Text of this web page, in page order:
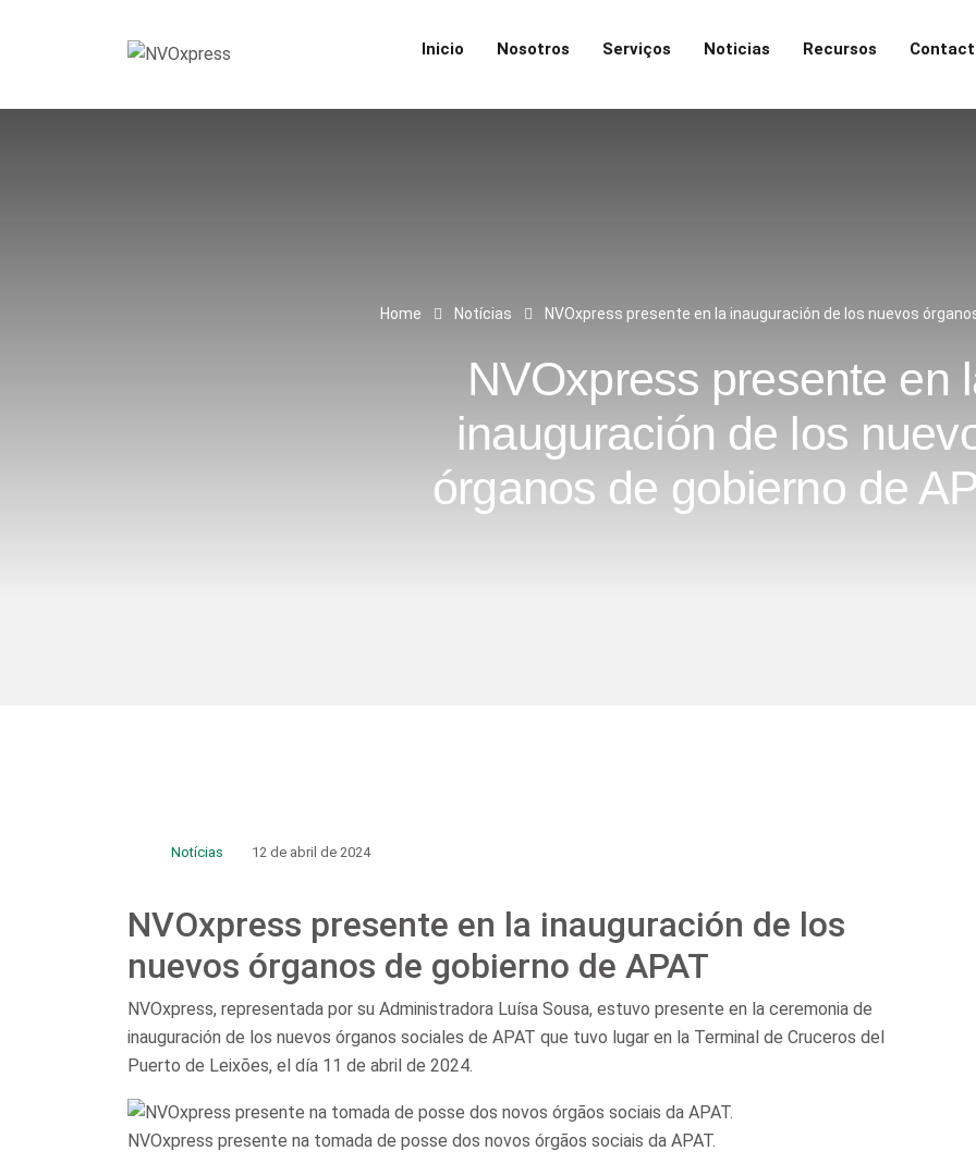
Inicio Nosotros Serviços Noticias Recursos
Home Notícias NVOxpress presente en la inauguración de los nuevos
NVOxpress presente en
inauguración de los
órganos de gobierno de
Notícias 12 de abril de 2024
NVOxpress presente en la inauguración de los
nuevos órganos de gobierno de APAT
NVOxpress, representada por su Administradora Luísa Sousa, estuvo presente en la ceremonia de
inauguración de los nuevos órganos sociales de APAT que tuvo lugar en la Terminal de Cruceros del
Puerto de Leixões, el día 11 de abril de 2024.
NVOxpress presente na tomada de posse dos novos órgãos sociais da APAT.